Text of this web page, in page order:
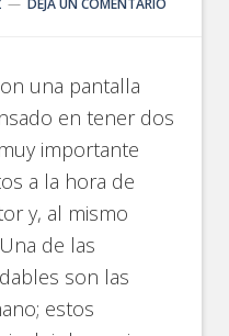
DEJA UN COMENTARIO
una pantalla
en tener dos
importante
a la hora de
y, al mismo
de las
son las
estos